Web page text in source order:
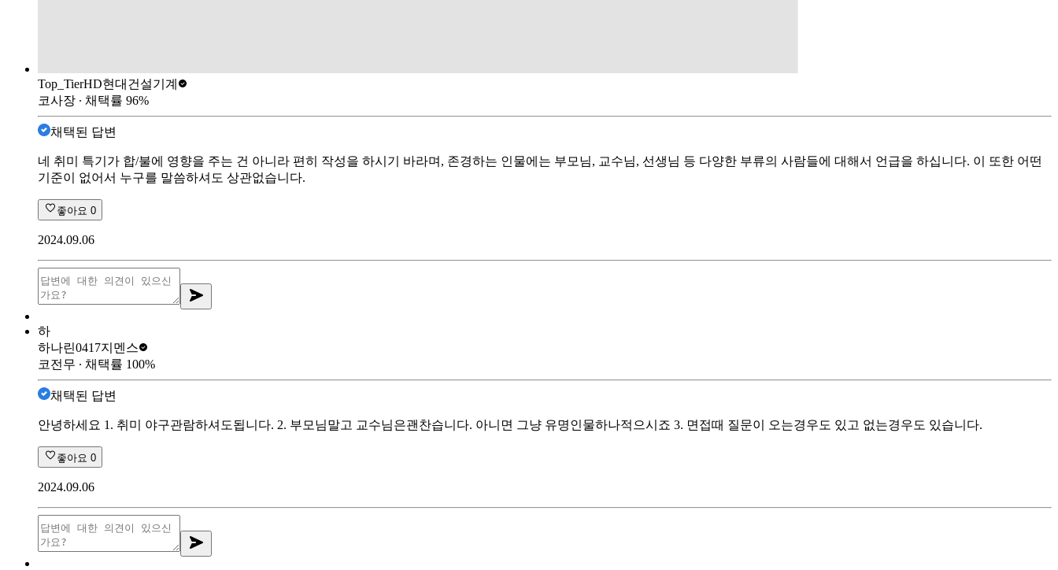
Top_TierHD현대건설기계
코사장 ∙ 채택률 96%
채택된 답변
네 취미 특기가 합/불에 영향을 주는 건 아니라 편히 작성을 하시기 바라며, 존경하는 인물에는 부모님, 교수님, 선생님 등 다양한 부류의 사람들에 대해서 언급을 하십니다. 이 또한 어떤
기준이 없어서 누구를 말씀하셔도 상관없습니다.
좋아요 0
2024.09.06
하
하나린0417지멘스
코전무 ∙ 채택률 100%
채택된 답변
안녕하세요 1. 취미 야구관람하셔도됩니다. 2. 부모님말고 교수님은괜찬습니다. 아니면 그냥 유명인물하나적으시죠 3. 면접때 질문이 오는경우도 있고 없는경우도 있습니다.
좋아요 0
2024.09.06